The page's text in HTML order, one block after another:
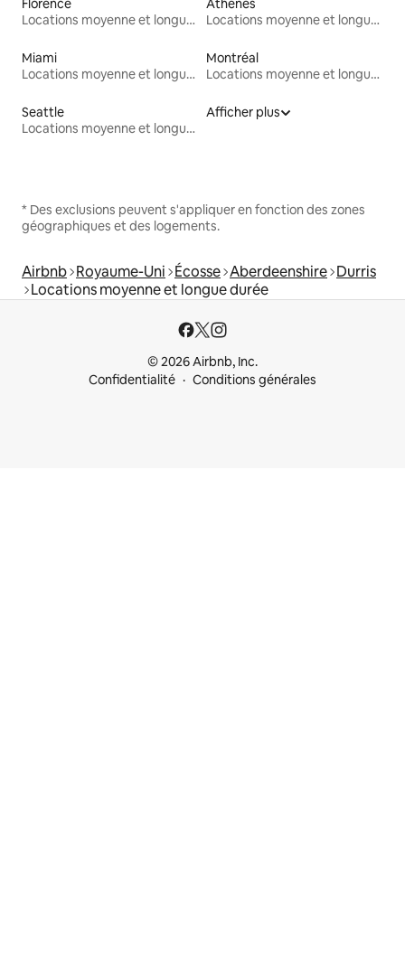
Florence
Locations moyenne et longue durée
Athènes
Locations moyenne et longue durée
Miami
Locations moyenne et longue durée
Montréal
Locations moyenne et longue durée
Seattle
Locations moyenne et longue durée
Afficher plus
* Des exclusions peuvent s'appliquer en fonction des zones
géographiques et des logements.
Airbnb Royaume-Uni Écosse Aberdeenshire Durris
Locations moyenne et longue durée
© 2026 Airbnb, Inc.
Confidentialité
Conditions générales